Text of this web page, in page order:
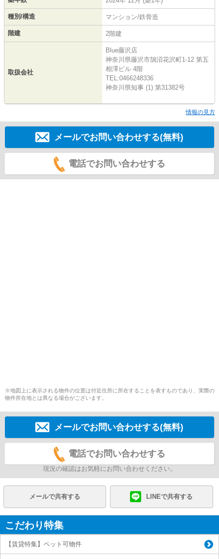
種別/構造 マンション/鉄骨造
階建 2階建
取扱会社
Blue藤沢店
神奈川県藤沢市鵠沼花沢町1-12 第五
相澤ビル 4階
TEL:0466248336
神奈川県知事 (1) 第31382号
情報の見方
メールでお問い合わせする(無料)
電話でお問い合わせする
※地図上に表示される物件の位置は付近住所に所在することを表すものであり、実際の
物件所在地とは異なる場合がございます。
メールでお問い合わせする(無料)
電話でお問い合わせする
現況の確認はお気軽にお問い合わせください。
メールで共有する LINEで共有する
こだわり特集
【賃貸特集】ペット可物件